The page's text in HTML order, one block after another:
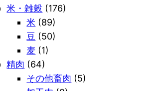
米・雑穀 (176)
米 (89)
豆 (50)
麦 (1)
精肉 (64)
その他畜肉 (5)